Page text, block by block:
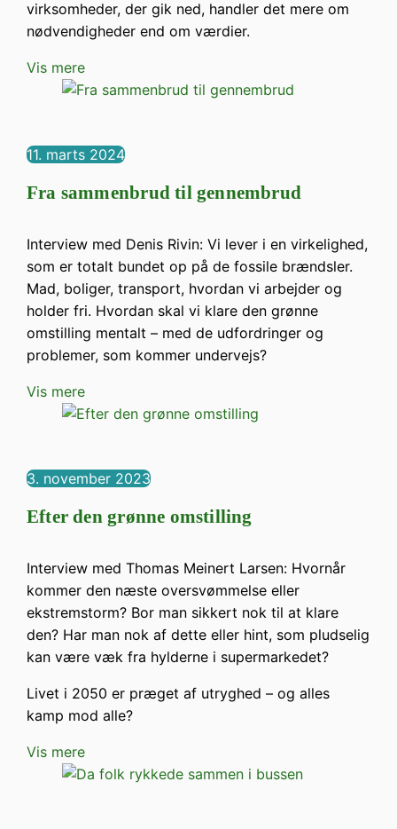
virksomheder, der gik ned, handler det mere om
nødvendigheder end om værdier.
Vis mere
11. marts 2024
Fra sammenbrud til gennembrud
Interview med Denis Rivin: Vi lever i en virkelighed,
som er totalt bundet op på de fossile brændsler.
Mad, boliger, transport, hvordan vi arbejder og
holder fri. Hvordan skal vi klare den grønne
omstilling mentalt – med de udfordringer og
problemer, som kommer undervejs?
Vis mere
3. november 2023
Efter den grønne omstilling
Interview med Thomas Meinert Larsen: Hvornår
kommer den næste oversvømmelse eller
ekstremstorm? Bor man sikkert nok til at klare
den? Har man nok af dette eller hint, som pludselig
kan være væk fra hylderne i supermarkedet?
Livet i 2050 er præget af utryghed – og alles
kamp mod alle?
Vis mere